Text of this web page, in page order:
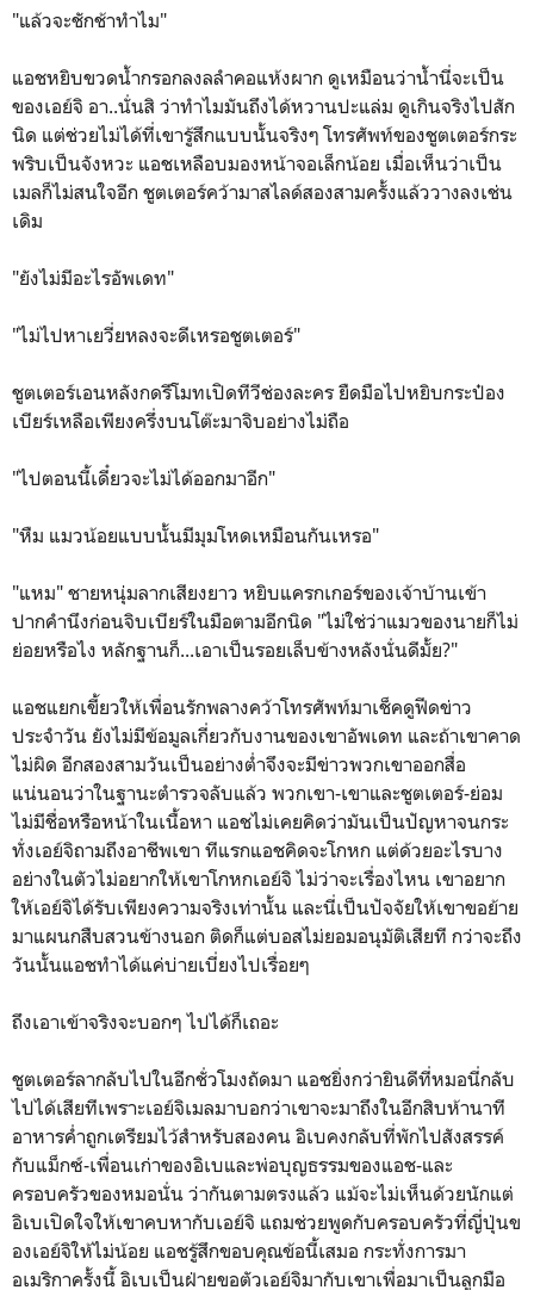
"แล้วจะชักช้าทำไม"
แอชหยิบขวดน้ำกรอกลงลลำคอแห้งผาก ดูเหมือนว่าน้ำนี่จะเป็น
ของเอย์จิ อา..นั่นสิ ว่าทำไมมันถึงได้หวานปะแล่ม ดูเกินจริงไปสัก
นิด แต่ช่วยไม่ได้ที่เขารู้สึกแบบนั้นจริงๆ โทรศัพท์ของชูตเตอร์กระ
พริบเป็นจังหวะ แอชเหลือบมองหน้าจอเล็กน้อย เมื่อเห็นว่าเป็น
เมลก็ไม่สนใจอีก ชูตเตอร์คว้ามาสไลด์สองสามครั้งแล้ววางลงเช่น
เดิม
"ยังไม่มีอะไรอัพเดท"
"ไม่ไปหาเยวี่ยหลงจะดีเหรอชูตเตอร์"
ชูตเตอร์เอนหลังกดรีโมทเปิดทีวีช่องละคร ยืดมือไปหยิบกระป๋อง
เบียร์เหลือเพียงครึ่งบนโต๊ะมาจิบอย่างไม่ถือ
"ไปตอนนี้เดี๋ยวจะไม่ได้ออกมาอีก"
"หืม แมวน้อยแบบนั้นมีมุมโหดเหมือนกันเหรอ"
"แหม" ชายหนุ่มลากเสียงยาว หยิบแครกเกอร์ของเจ้าบ้านเข้า
ปากคำนึงก่อนจิบเบียร์ในมือตามอีกนิด "ไม่ใช่ว่าแมวของนายก็ไม่
ย่อยหรือไง หลักฐานก็...เอาเป็นรอยเล็บข้างหลังนั่นดีมั้ย?"
แอชแยกเขี้ยวให้เพื่อนรักพลางคว้าโทรศัพท์มาเช็คดูฟีดข่าว
ประจำวัน ยังไม่มีข้อมูลเกี่ยวกับงานของเขาอัพเดท และถ้าเขาคาด
ไม่ผิด อีกสองสามวันเป็นอย่างต่ำจึงจะมีข่าวพวกเขาออกสื่อ
แน่นอนว่าในฐานะตำรวจลับแล้ว พวกเขา-เขาและชูตเตอร์-ย่อม
ไม่มีชื่อหรือหน้าในเนื้อหา แอชไม่เคยคิดว่ามันเป็นปัญหาจนกระ
ทั่งเอย์จิถามถึงอาชีพเขา ทีแรกแอชคิดจะโกหก แต่ด้วยอะไรบาง
อย่างในตัวไม่อยากให้เขาโกหกเอย์จิ ไม่ว่าจะเรื่องไหน เขาอยาก
ให้เอย์จิได้รับเพียงความจริงเท่านั้น และนี่เป็นปัจจัยให้เขาขอย้าย
มาแผนกสืบสวนข้างนอก ติดก็แต่บอสไม่ยอมอนุมัติเสียที กว่าจะถึง
วันนั้นแอชทำได้แค่บ่ายเบี่ยงไปเรื่อยๆ
ถึงเอาเข้าจริงจะบอกๆ ไปได้ก็เถอะ
ชูตเตอร์ลากลับไปในอีกชั่วโมงถัดมา แอชยิ่งกว่ายินดีที่หมอนี่กลับ
ไปได้เสียทีเพราะเอย์จิเมลมาบอกว่าเขาจะมาถึงในอีกสิบห้านาที
อาหารค่ำถูกเตรียมไว้สำหรับสองคน อิเบคงกลับที่พักไปสังสรรค์
กับแม็กซ์-เพื่อนเก่าของอิเบและพ่อบุญธรรมของแอช-และ
ครอบครัวของหมอนั่น ว่ากันตามตรงแล้ว แม้จะไม่เห็นด้วยนักแต่
อิเบเปิดใจให้เขาคบหากับเอย์จิ แถมช่วยพูดกับครอบครัวที่ญี่ปุ่นข
องเอย์จิให้ไม่น้อย แอชรู้สึกขอบคุณข้อนี้เสมอ กระทั่งการมา
อเมริกาครั้งนี้ อิเบเป็นฝ่ายขอตัวเอย์จิมากับเขาเพื่อมาเป็นลูกมือ